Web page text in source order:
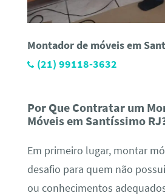
Montador de móveis em
(21) 99118-3632
Por Que Contratar um
Móveis em Santíssimo
Em primeiro lugar, montar
desafio para quem não
ou conhecimentos